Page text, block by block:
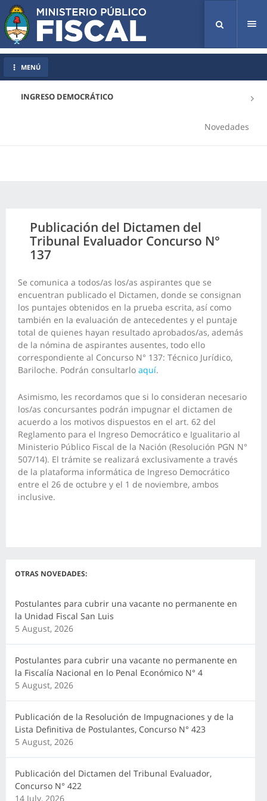
INGRESO DEMOCRÁTICO
Novedades
MENÚ
Publicación del Dictamen del
Tribunal Evaluador Concurso N°
137
Se comunica a todos/as los/as aspirantes que se
encuentran publicado el Dictamen, donde se consignan
los puntajes obtenidos en la prueba escrita, así como
también en la evaluación de antecedentes y el puntaje
total de quienes hayan resultado aprobados/as, además
de la nómina de aspirantes ausentes, todo ello
correspondiente al Concurso N° 137: Técnico Jurídico,
Bariloche. Podrán consultarlo aquí.
Asimismo, les recordamos que si lo consideran necesario
los/as concursantes podrán impugnar el dictamen de
acuerdo a los motivos dispuestos en el art. 62 del
Reglamento para el Ingreso Democrático e Igualitario al
Ministerio Público Fiscal de la Nación (Resolución PGN N°
507/14). El trámite se realizará exclusivamente a través
de la plataforma informática de Ingreso Democrático
entre el 26 de octubre y el 1 de noviembre, ambos
inclusive.
OTRAS NOVEDADES:
Postulantes para cubrir una vacante no permanente en
la Unidad Fiscal San Luis
5 August, 2026
Postulantes para cubrir una vacante no permanente en
la Fiscalía Nacional en lo Penal Económico N° 4
5 August, 2026
Publicación de la Resolución de Impugnaciones y de la
Lista Definitiva de Postulantes, Concurso N° 423
5 August, 2026
Publicación del Dictamen del Tribunal Evaluador,
Concurso N° 422
14 July, 2026